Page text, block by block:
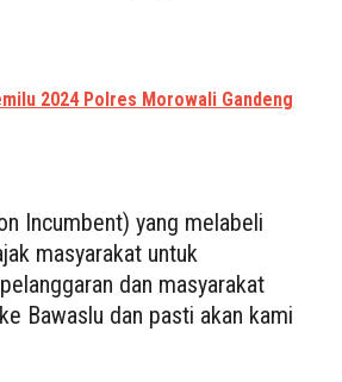
2024 Polres Morowali Gandeng
Incumbent) yang melabeli
masyarakat untuk
dan masyarakat
Bawaslu dan pasti akan kami